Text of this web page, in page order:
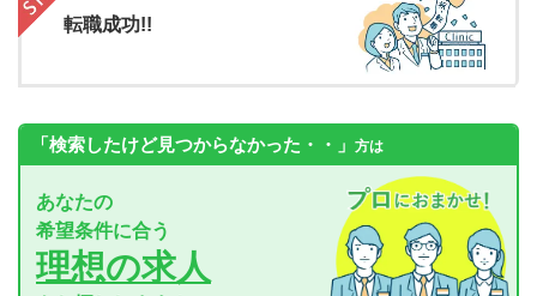
転職成功!!
「検索したけど見つからなかった・・」 方は
あなたの
希望条件に合う
理想の求人